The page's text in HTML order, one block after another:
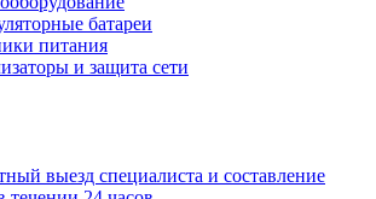
батареи
питания
и защита сети
выезд специалиста и составление